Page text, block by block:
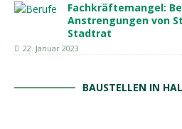
Fachkräftemangel:
Anstrengungen von
Stadtrat
22. Januar 2023
BAUSTELLEN IN